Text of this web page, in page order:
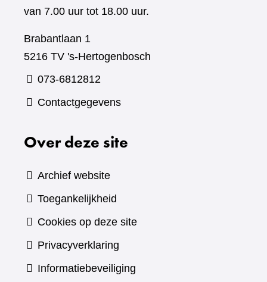
van 7.00 uur tot 18.00 uur.
Brabantlaan 1
5216 TV 's-Hertogenbosch
073-6812812
Contactgegevens
Over deze site
Archief website
Toegankelijkheid
Cookies op deze site
Privacyverklaring
Informatiebeveiliging